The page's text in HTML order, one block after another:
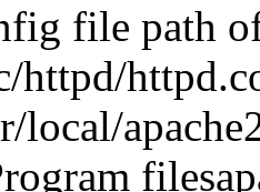
file path
httpd/
local/